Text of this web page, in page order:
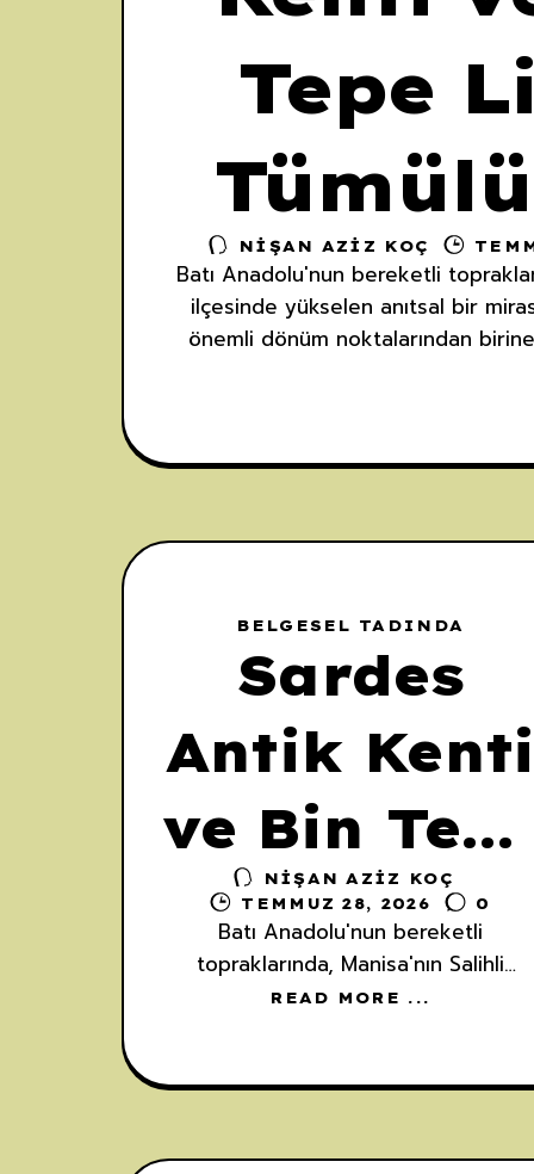
Tepe
NIŞAN AZIZ KOÇ
Batı Anadolu'nun bereketli
ilçesinde yükselen anıtsal bir
önemli dönüm noktalarından
BELGESEL TADINDA
Sardes
Antik Kenti
ve Bin Tepe
Lidya
Tümülüsler
NIŞAN AZIZ KOÇ
TEMMUZ 28, 2026
0
Batı Anadolu'nun bereketli
topraklarında, Manisa'nın Salihli
ilçesinde yükselen anıtsal bir miras,
etmektedir. Sardes Antik Kenti ve
uzanan
READ MORE ...